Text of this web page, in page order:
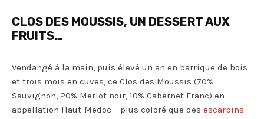
CLOS DES MOUSSIS, UN DESSERT AUX
FRUITS…
Vendangé à la main, puis élevé un an en barrique de bois
et trois mois en cuves, ce Clos des Moussis (70%
Sauvignon, 20% Merlot noir, 10% Cabernet Franc) en
appellation Haut-Médoc – plus coloré que des escarpins